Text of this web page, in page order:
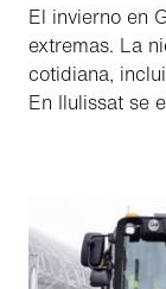
El invierno en
extremas. La
cotidiana,
En Ilulissat se
aumentará
grandes
de invierno y al